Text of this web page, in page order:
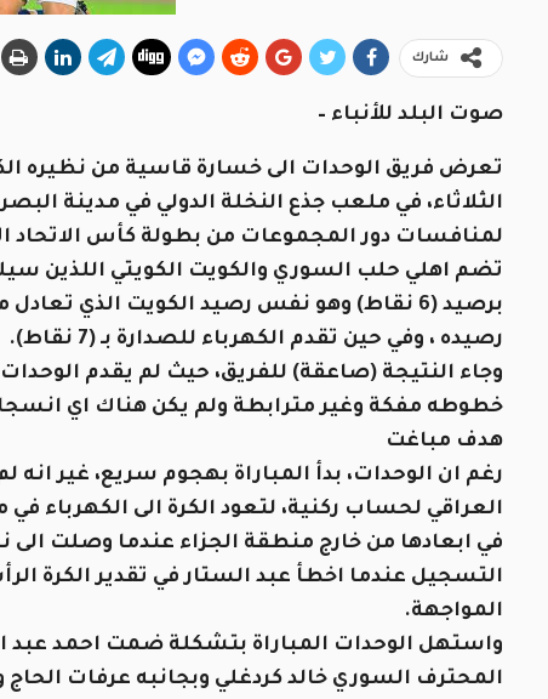
شارك
صوت البلد للأنباء –
الثلاثاء، في ملعب جذع النخلة الدولي في مدينة
لمنافسات دور المجموعات من بطولة كأس الاتحاد
تضم اهلي حلب السوري والكويت الكويتي اللذين
برصيد (6 نقاط) وهو نفس رصيد الكويت الذي
رصيده ، وفي حين تقدم الكهرباء للصدارة بـ (7 نقاط).
وجاء النتيجة (صاعقة) للفريق، حيث لم يقدم
خطوطه مفكة وغير مترابطة ولم يكن هناك اي انسجام
هدف مباغت
رغم ان الوحدات، بدأ المباراة بهجوم سريع، غير
العراقي لحساب ركنية، لتعود الكرة الى الكهرباء
في ابعادها من خارج منطقة الجزاء عندما وصلت الى
التسجيل عندما اخطأ عبد الستار في تقدير الكرة
المواجهة.
واستهل الوحدات المباراة بتشكلة ضمت احمد عبد
المحترف السوري خالد كردغلي وبجانبه عرفات